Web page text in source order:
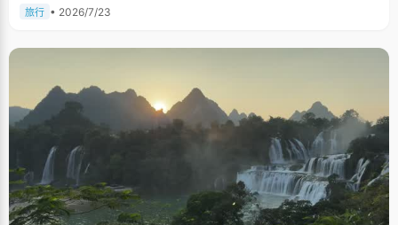
旅行 • 2026/7/23